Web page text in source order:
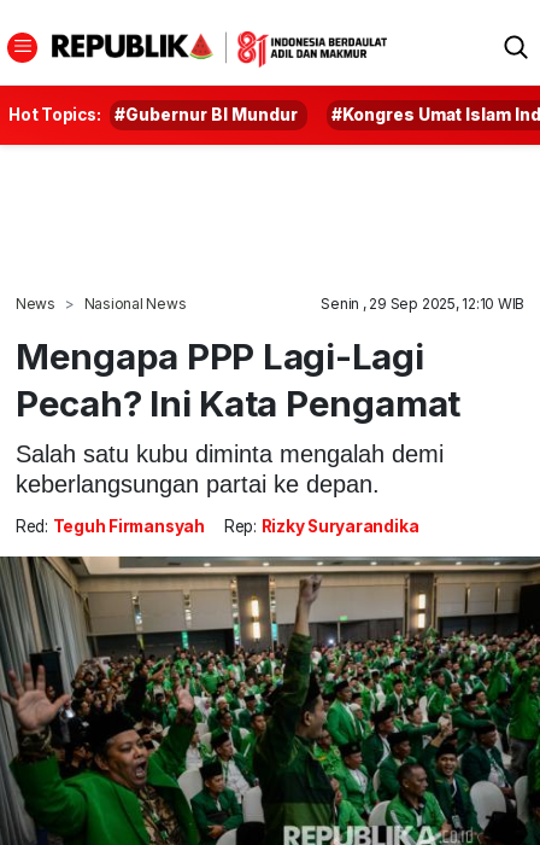
Hot Topics: #Gubernur BI Mundur #Kongres Umat Islam
News Nasional News Senin , 29 Sep 2025, 12:10 WIB
Mengapa PPP Lagi-Lagi
Pecah? Ini Kata Pengamat
Salah satu kubu diminta mengalah demi
keberlangsungan partai ke depan.
Red: Teguh Firmansyah Rep: Rizky Suryarandika